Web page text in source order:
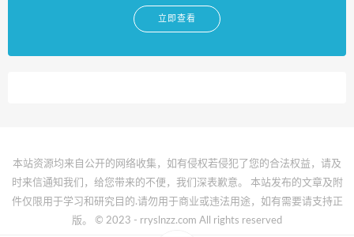
立即查看
本站资源均来自公开的网络收集，如有侵权若侵犯了您的合法权益，请及
时来信通知我们，给您带来的不便，我们深表歉意。 本站发布的文章及附
件仅限用于学习和研究目的.请勿用于商业或违法用途，如有需要请支持正
版。 © 2023 - rryslnzz.com All rights reserved